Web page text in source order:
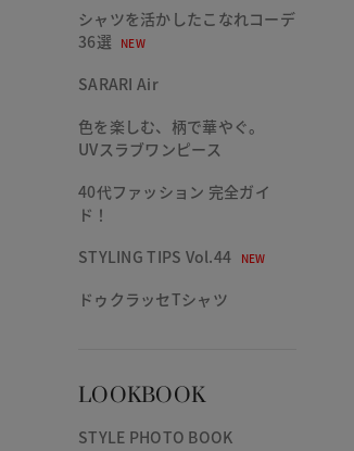
シャツを活かしたこなれコーデ
36選
NEW
SARARI Air
色を楽しむ、柄で華やぐ。
UVスラブワンピース
40代ファッション 完全ガイ
ド！
STYLING TIPS Vol.44
NEW
ドゥクラッセTシャツ
LOOKBOOK
STYLE PHOTO BOOK